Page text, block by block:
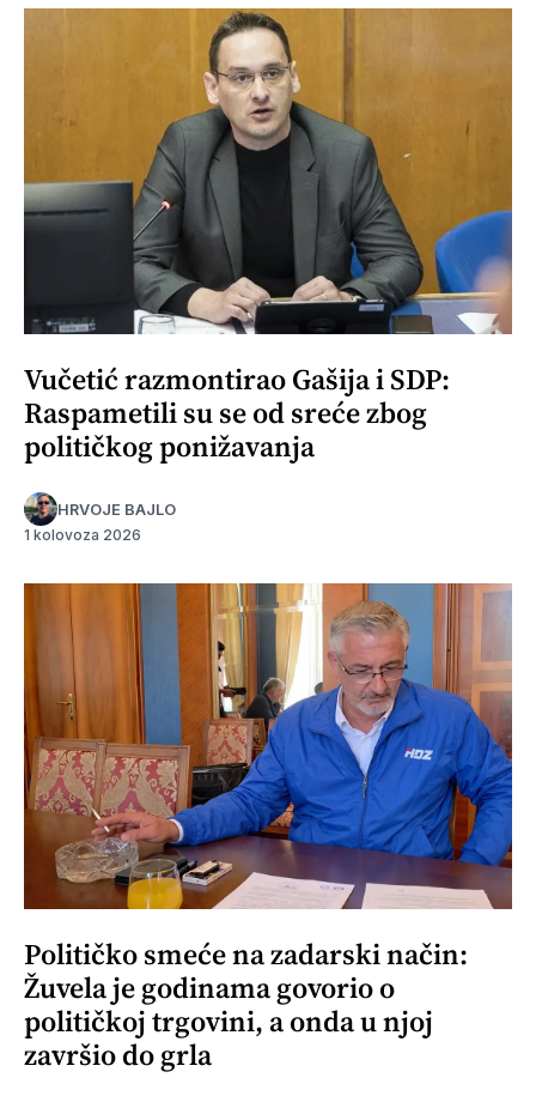
Vučetić razmontirao Gašija i SDP:
Raspametili su se od sreće zbog
političkog ponižavanja
HRVOJE BAJLO
1 kolovoza 2026
Političko smeće na zadarski način:
Žuvela je godinama govorio o
političkoj trgovini, a onda u njoj
završio do grla